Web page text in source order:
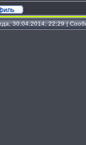
30.04.2014, 22:29 |